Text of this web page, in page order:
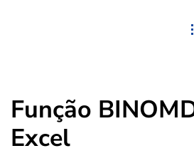
Função
Excel